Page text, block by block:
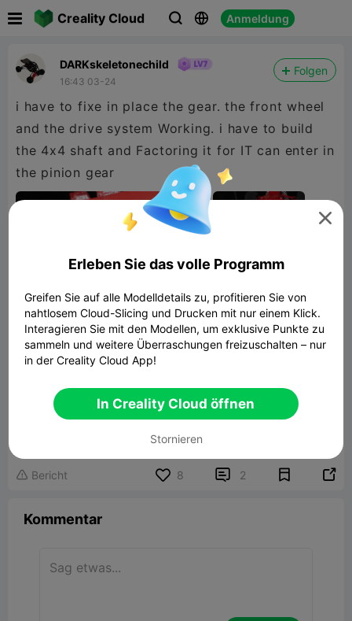
Creality Cloud   Anmeldung
DARKskeletonechild
16:43 03-24
Folgen
i have to fixe in place the gear. the front wheel
and the drive system Working. i have to build
the 4x4 shaft and Factoring it for IT can enter in
the pinion gear
PROTO36 RC Car Chassis
Zugehöriges 3D-Modell
 Bericht 8  2 
Kommentar

Erleben Sie das volle Programm
Greifen Sie auf alle Modelldetails zu, profitieren Sie von
nahtlosem Cloud-Slicing und Drucken mit nur einem Klick.
Interagieren Sie mit den Modellen, um exklusive Punkte zu
sammeln und weitere Überraschungen freizuschalten – nur
in der Creality Cloud App!
In Creality Cloud öffnen
Stornieren